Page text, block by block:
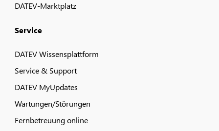
DATEV-Marktplatz
Service
DATEV Wissensplattform
Service & Support
DATEV MyUpdates
Wartungen/Störungen
Fernbetreuung online